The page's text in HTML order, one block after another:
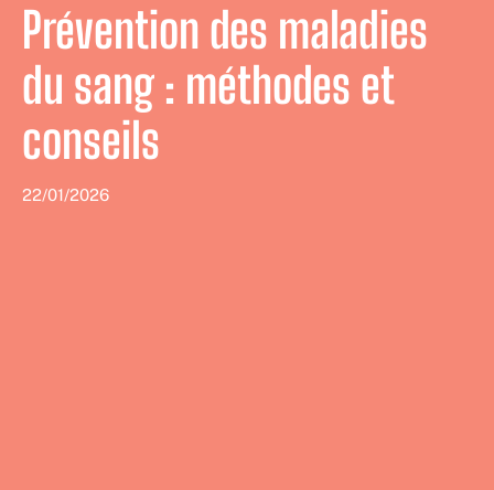
Prévention des maladies
du sang : méthodes et
conseils
22/01/2026